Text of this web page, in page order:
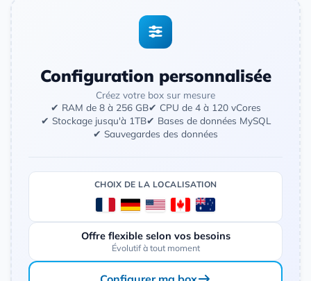
Configuration personnalisée
Créez votre box sur mesure
✔ RAM de 8 à 256 GB✔ CPU de 4 à 120 vCores
✔ Stockage jusqu'à 1TB✔ Bases de données MySQL
✔ Sauvegardes des données
CHOIX DE LA LOCALISATION
Offre flexible selon vos besoins
Évolutif à tout moment